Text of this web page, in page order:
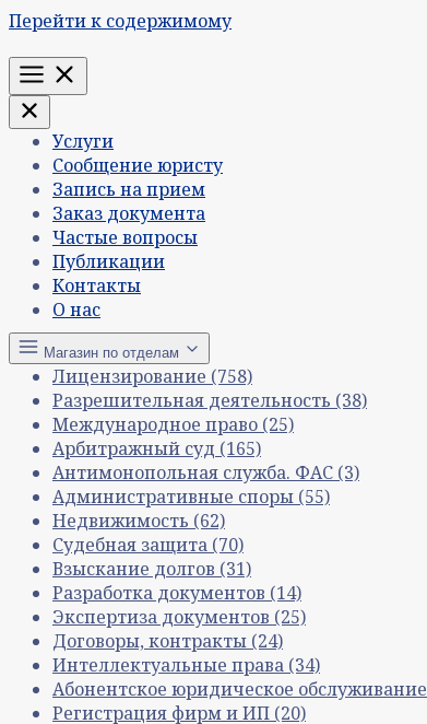
Перейти к содержимому
Меню
Услуги
Сообщение юристу
Запись на прием
Заказ документа
Частые вопросы
Публикации
Контакты
О нас
Магазин по отделам
Лицензирование (758)
Разрешительная деятельность (38)
Международное право (25)
Арбитражный суд (165)
Антимонопольная служба. ФАС (3)
Административные споры (55)
Недвижимость (62)
Судебная защита (70)
Взыскание долгов (31)
Разработка документов (14)
Экспертиза документов (25)
Договоры, контракты (24)
Интеллектуальные права (34)
Абонентское юридическое обслуживание
Регистрация фирм и ИП (20)